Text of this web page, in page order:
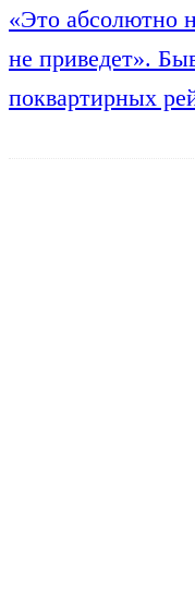
«Это абсолютно
не приведет».
поквартирных